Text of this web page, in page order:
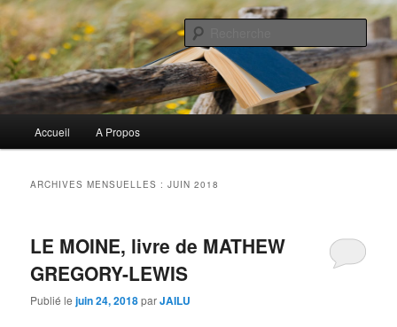
Aller
au
contenu
principal
Aller
au
contenu
secondaireBiblioclo
Commentaires littéraires en tout genre
principal
Accueil A Propos
ARCHIVES MENSUELLES :JUIN 2018
LE MOINE, livre de MATHEW
GREGORY-LEWIS
Publié lejuin 24, 2018parJAILU